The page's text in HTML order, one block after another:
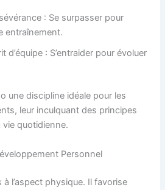
: Se surpasser pour
entraînement.
d’équipe : S’entraider pour évoluer
une discipline idéale pour les
leur inculquant des principes
quotidienne.
Personnel
l’aspect physique. Il favorise